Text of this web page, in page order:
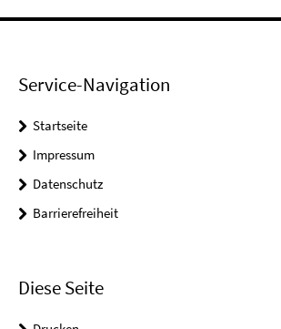
Service-Navigation
Startseite
Impressum
Datenschutz
Barrierefreiheit
Diese Seite